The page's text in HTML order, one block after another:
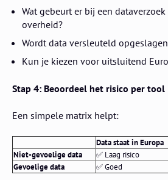
Wat gebeurt er bij een
overheid?
Wordt data versleuteld
Kun je kiezen voor uitsluitend
Stap 4: Beoordeel het risico per tool
Een simpele matrix helpt:
Data staat in Europa
Niet-gevoelige data
✅ Laag risico
Gevoelige data
✅ Goed